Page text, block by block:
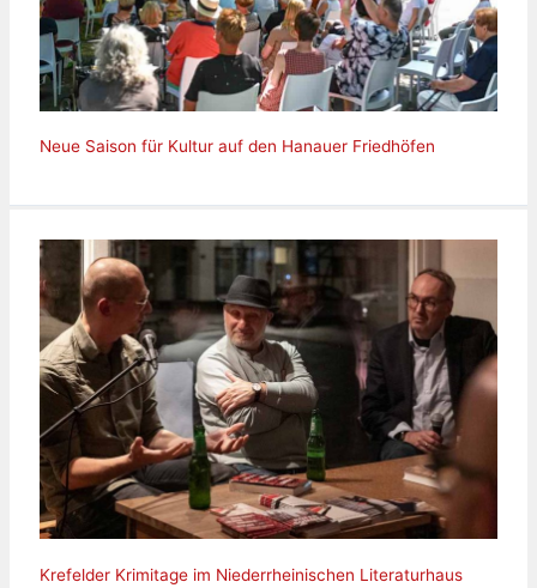
Neue Saison für Kultur auf den Hanauer Friedhöfen
Krefelder Krimitage im Niederrheinischen Literaturhaus